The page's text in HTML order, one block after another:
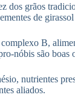
dos grãos
de
B,
nóbis são boas
nutrientes
aliados.